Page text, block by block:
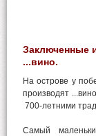
Заключенные
...вино.
На острове у
производят
700-летними
Самый